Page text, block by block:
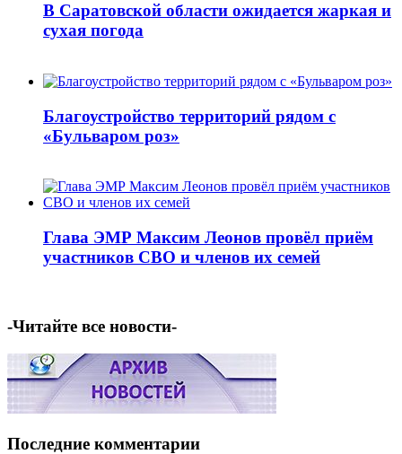
В Саратовской области ожидается жаркая и
сухая погода
Благоустройство территорий рядом с
«Бульваром роз»
Глава ЭМР Максим Леонов провёл приём
участников СВО и членов их семей
-Читайте все новости-
Последние комментарии